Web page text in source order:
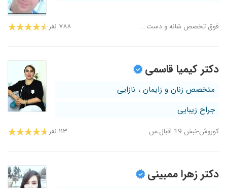
فوق تخصص شانه و دست... ۷۸۸ نفر
دکتر کیمیا قاسمی
متخصص زنان و زایمان ، نازایی
جراح زیبایی
کوروش-نبش 19 اقبال،س... ۱۱۳ نفر
دکتر زهرا ممبینی